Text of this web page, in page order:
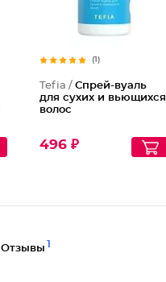
(1)
Tefia / Спрей-вуаль
для сухих и вьющихся
волос
496 ₽
Отзывы 1